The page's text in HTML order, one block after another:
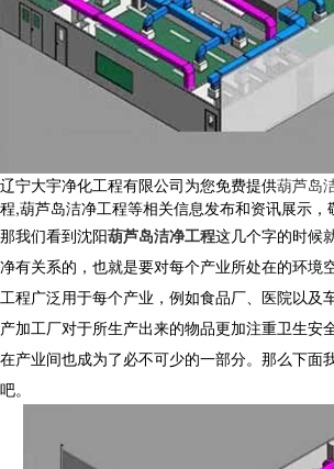
辽宁大宇净化工程有限公司为您免费提供葫芦岛
程,葫芦岛洁净工程等相关信息发布和资讯展示，
那我们看到沈阳葫芦岛洁净工程这几个字的时候
净有关系的，也就是要对每个产业所处在的环境
工程广泛用于每个产业，例如食品厂、医院以及
产加工厂对于所生产出来的物品更加注重卫生安
在产业间也成为了必不可少的一部分。那么下面
吧。